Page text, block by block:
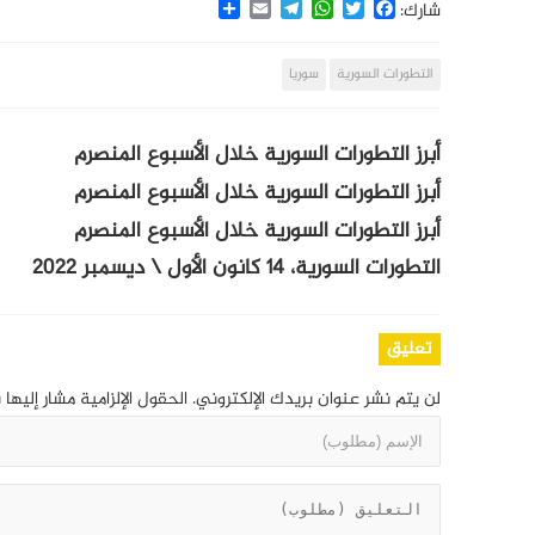
شارك: Facebook
Twitter
WhatsApp
Telegram
Email
التطورات السورية سوريا
أبرز التطورات السورية خلال الأسبوع المنصرم
أبرز التطورات السورية خلال الأسبوع المنصرم
أبرز التطورات السورية خلال الأسبوع المنصرم
التطورات السورية، 14 كانون الأول \ ديسمبر 2022
تعليق
لن يتم نشر عنوان بريدك الإلكتروني. الحقول الإلزامية مشار